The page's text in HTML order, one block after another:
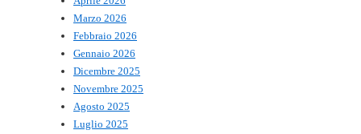
Marzo 2026
Febbraio 2026
Gennaio 2026
Dicembre 2025
Novembre 2025
Agosto 2025
Luglio 2025